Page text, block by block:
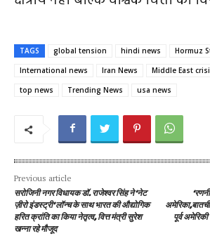
TAGS global tension hindi news
Hormuz
International news
Iran News Middle East
top news
Trending News usa news
Previous article
सरोजिनी नगर विधायक डॉ. राजेश्वर सिंह ने ‘नेट
ज़ीरो इंडस्ट्री’ लॉन्च के साथ भारत की औद्योगिक
हरित क्रांति का किया नेतृत्व, वित्त मंत्री सुरेश
खन्ना रहे मौजूद
पूर्व